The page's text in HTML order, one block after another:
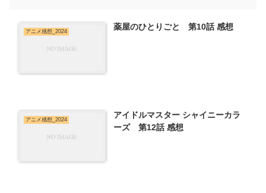
アニメ感想_2024 薬屋のひとりごと 第10話 感想
アニメ感想_2024
アイドルマスター シャイニーカラ
ーズ 第12話 感想